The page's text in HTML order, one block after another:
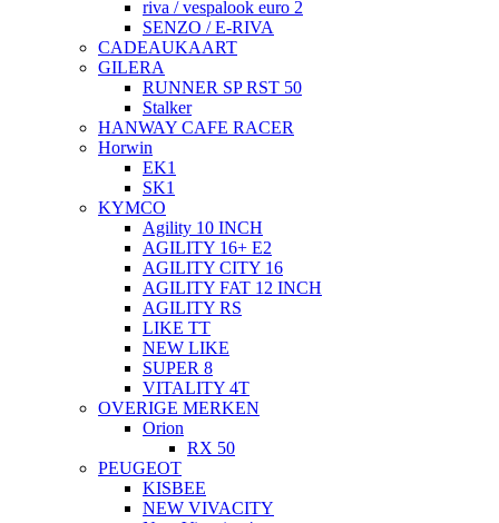
riva / vespalook euro 2
SENZO / E-RIVA
CADEAUKAART
GILERA
RUNNER SP RST 50
Stalker
HANWAY CAFE RACER
Horwin
EK1
SK1
KYMCO
Agility 10 INCH
AGILITY 16+ E2
AGILITY CITY 16
AGILITY FAT 12 INCH
AGILITY RS
LIKE TT
NEW LIKE
SUPER 8
VITALITY 4T
OVERIGE MERKEN
Orion
RX 50
PEUGEOT
KISBEE
NEW VIVACITY